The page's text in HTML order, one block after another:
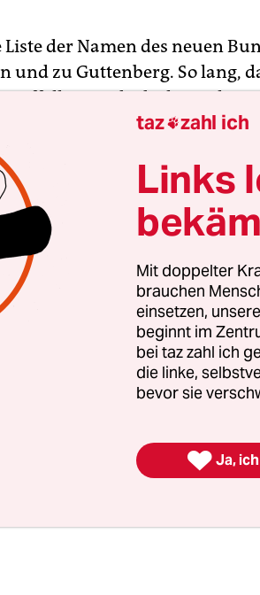
Liste der Namen des neuen
und zu Guttenberg. So lang,
auffallen wird - dachte sich
Eintrag über von
Wilhelm. Dazu bekannte
bildblog
mich, ob es jemand merken
er: Nein, niemand hat es
und , noch das
Zeitung
oder dietaz. Alle
„Karl-Theodor Maria
Joseph Sylvester Freiherr
taz zahl ich
Links
Mit doppelter
brauchen
einsetzen,
beginnt im
bei taz zahl ich
die linke,
bevor sie
 Ja,